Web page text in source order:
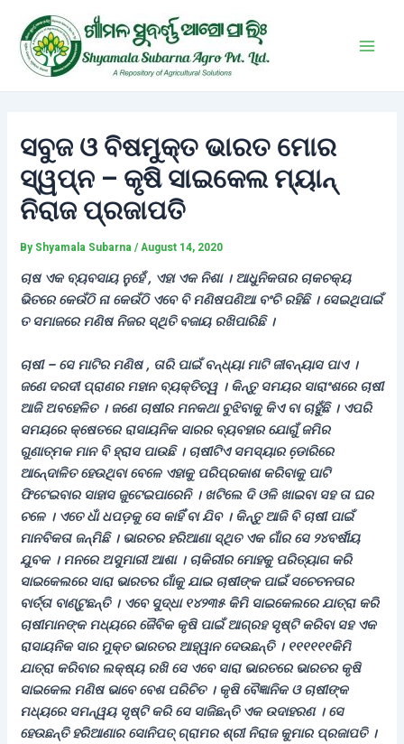
content
ସବୁଜ ଓ ବିଷମୁକ୍ତ ଭାରତ ମୋର
ସ୍ୱପ୍ନ – କୃଷି ସାଇକେଲ ମ୍ୟାନ୍
ନିରାଜ ପ୍ରଜାପତି
By Shyamala Subarna/August 14, 2020
ଚାଷ ଏକ ବ୍ୟବସାୟ ନୁହେଁ , ଏହା ଏକ ନିଶା । ଆଧୁନିକତାର ଚାକଚକ୍ୟ
ଭିତରେ କେଉଁଠି ନା କେଉଁଠି ଏବେ ବି ମଣିଷପଣିଆ ବଂଚି ରହିଛି । ସେଇଥିପାଇଁ
ତ ସମାଜରେ ମଣିଷ ନିଜର ସ୍ଥିତି ବଜାୟ ରଖିପାରିଛି ।
ଚାଷୀ – ସେ ମାଟିର ମଣିଷ , ତାରି ପାଇଁ ବନ୍ଧ୍ୟା ମାଟି ଜୀବନ୍ୟାସ ପାଏ ।
ଜଣେ ଦରଦୀ ପ୍ରାଣର ମହାନ ବ୍ୟକ୍ତିତ୍ୱ । କିନ୍ତୁ ସମୟର ସାରାଂଶରେ ଚାଷୀ
ଆଜି ଅବହେଳିତ । ଜଣେ ଚାଷୀର ମନକଥା ବୁଝିବାକୁ କିଏ ବା ଚାହୁଁଛି । ଏପରି
ସମୟରେ କ୍ଷେତରେ ରାସାୟନିକ ସାରର ବ୍ୟବହାର ଯୋଗୁଁ ଜମିର
ଗୁଣାତ୍ମକ ମାନ ବି ହ୍ରାସ ପାଉଛି । ଚାଷୀଟିଏ ସମସ୍ୟାର ଡେ଼ାରିରେ
ଆନେ୍ଦାଳିତ ହେଉଥିବା ବେଳେ ଏହାକୁ ପରିପ୍ରକାଶ କରିବାକୁ ପାଟି
ଫିଟେଇବାର ସାହାସ ଜୁଟେଇପାରେନି । ଖଟିଲେ ଦି ଓଳି ଖାଇବା ସହ ତା ଘର
ଚଳେ । ଏତେ ଧାଁ ଧପଡ଼କୁ ସେ କାହିଁ ବା ଯିବ । କିନ୍ତୁ ଆଜି ବି ଚାଷୀ ପାଇଁ
ମାନବିକତା ଜନ୍ମିଛି । ଭାରତର ହରିଆଣା ସ୍ଥିତ ଏକ ଗାଁର ସେ ୨୪ବର୍ଷୀୟ
ଯୁବକ । ମନରେ ଅସୁମାରୀ ଆଶା । ଚାକିରୀର ମୋହକୁ ପରିତ୍ୟାଗ କରି
ସାଇକେଲରେ ସାରା ଭାରତର ଗାଁକୁ ଯାଇ ଚାଷୀଙ୍କ ପାଇଁ ସଚେତନତାର
ବାର୍ତ୍ତା ବାଣ୍ଟୁଛନ୍ତି । ଏବେ ସୁଦ୍ଧା ୧୪୨୩୫ କିମି ସାଇକେଲରେ ଯାତ୍ରା କରି
ଚାଷୀମାନଙ୍କ ମଧ୍ୟରେ ଜୈବିକ କୃଷି ପାଇଁ ଆଗ୍ରହ ସୃଷ୍ଟି କରିବା ସହ ଏକ
ରାସାୟନିକ ସାର ମୁକ୍ତ ଭାରତର ଆହ୍ୱାନ ଦେଉଛନ୍ତି । ୧୧୧୧୧୧କିମି
ଯାତ୍ରା କରିବାର ଲକ୍ଷ୍ୟ ରଖି ସେ ଏବେ ସାରା ଭାରତରେ ଭାରତର କୃଷି
ସାଇକେଲ ମଣିଷ ଭାବେ ବେଶ ପରିଚିତ । କୃଷି ବୈଜ୍ଞାନିକ ଓ ଚାଷୀଙ୍କ
ମଧ୍ୟରେ ସମନ୍ୱୟ ସୃଷ୍ଟି କରି ସେ ସାଜିଛନ୍ତି ଏକ ଉଦାହରଣ । ସେ
ହେଉଛନ୍ତି ହରିଆଣାର ସୋନିପତ୍ ଗ୍ରାମର ଶ୍ରୀ ନିରାଜ କୁମାର ପ୍ରଜାପତି ।
navigation